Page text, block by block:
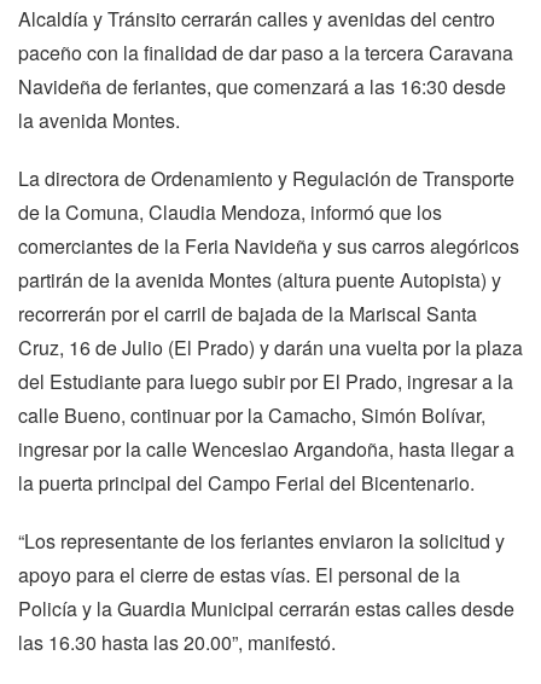
Alcaldía y Tránsito cerrarán calles y avenidas del centro
paceño con la finalidad de dar paso a la tercera Caravana
Navideña de feriantes, que comenzará a las 16:30 desde
la avenida Montes.
La directora de Ordenamiento y Regulación de Transporte
de la Comuna, Claudia Mendoza, informó que los
comerciantes de la Feria Navideña y sus carros alegóricos
partirán de la avenida Montes (altura puente Autopista) y
recorrerán por el carril de bajada de la Mariscal Santa
Cruz, 16 de Julio (El Prado) y darán una vuelta por la plaza
del Estudiante para luego subir por El Prado, ingresar a la
calle Bueno, continuar por la Camacho, Simón Bolívar,
ingresar por la calle Wenceslao Argandoña, hasta llegar a
la puerta principal del Campo Ferial del Bicentenario.
“Los representante de los feriantes enviaron la solicitud y
apoyo para el cierre de estas vías. El personal de la
Policía y la Guardia Municipal cerrarán estas calles desde
las 16.30 hasta las 20.00”, manifestó.